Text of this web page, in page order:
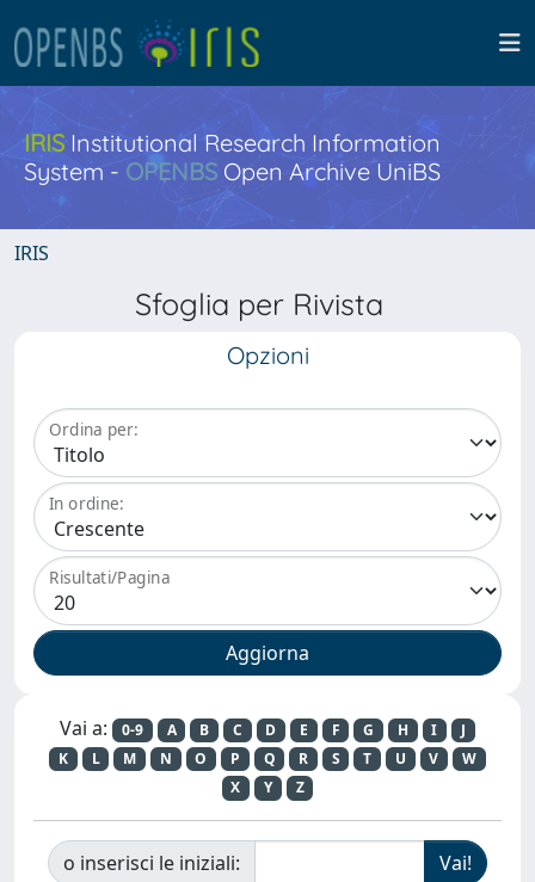
IRISInstitutional Research Information
System - OPENBS Open Archive UniBS
IRIS
Sfoglia per Rivista
Opzioni
Ordina per:
In ordine:
Risultati/Pagina
Vai a: 0-9 A B C D E F G H I
J
K
L M N O P Q R S T U V
W
X
Y Z
o inserisci le iniziali: